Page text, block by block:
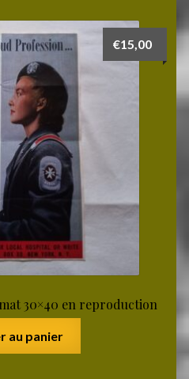
30×40 en reproduction
€15,00
au panier